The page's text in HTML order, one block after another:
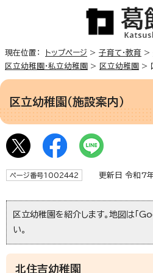
現在位置： トップページ > 子育て・教育 >
区立幼稚園・私立幼稚園 > 区立幼稚園 >
区立幼稚園（施設案内）
ページ番号1002442 更新日 令和7
区立幼稚園を紹介します。地図は「
い。
北住吉幼稚園